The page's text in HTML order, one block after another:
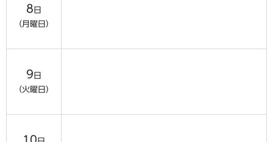
8 日
（月曜日）
9 日
（火曜日）
10